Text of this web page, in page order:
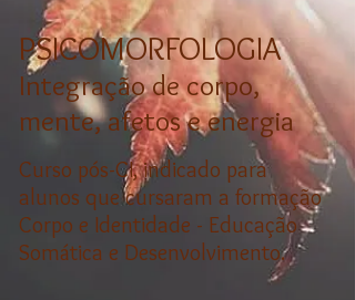
PSICOMORFOLOGIA
Integração de corpo,
mente, afetos e energia
Curso pós-CI, indicado para
alunos que cursaram a formação
Corpo e Identidade - Educação
Somática e Desenvolvimento.